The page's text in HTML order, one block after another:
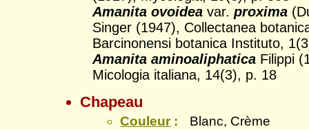
Amanita ovoidea var.proxima
Singer (1947), Collectanea
Barcinonensi botanica Instituto,
Amanita aminoaliphatica Filippi
Micologia italiana, 14(3), p. 18
Chapeau
Couleur:
Blanc, Crème